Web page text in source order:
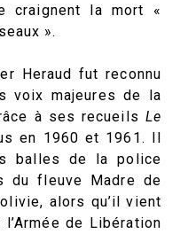
craignent la mort «
».
Heraud fut reconnu
voix majeures de la
à ses recueils Le
en 1960 et 1961. Il
balles de la police
du fleuve Madre de
alors qu’il vient
de Libération